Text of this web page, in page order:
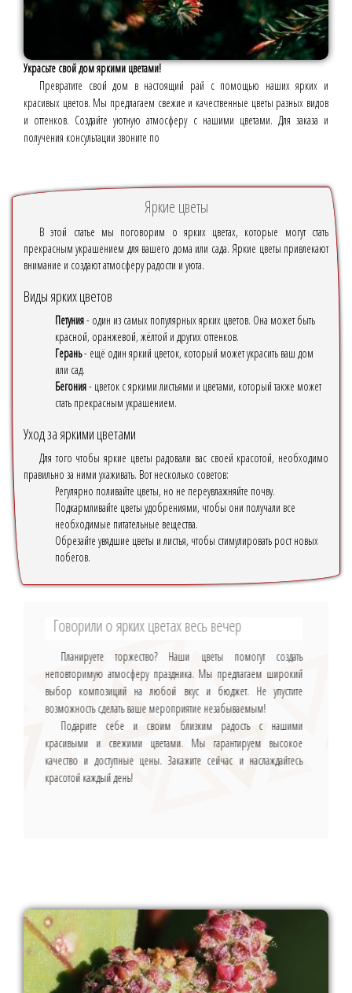
Украсьте свой дом яркими цветами!
Превратите свой дом в настоящий рай с помощью наших ярких и
красивых цветов. Мы предлагаем свежие и качественные цветы разных видов
и оттенков. Создайте уютную атмосферу с нашими цветами. Для заказа и
получения консультации звоните по
Яркие цветы
В этой статье мы поговорим о ярких цветах, которые могут стать
прекрасным украшением для вашего дома или сада. Яркие цветы привлекают
внимание и создают атмосферу радости и уюта.
Виды ярких цветов
Петуния- один из самых популярных ярких цветов. Она может быть
красной, оранжевой, жёлтой и других оттенков.
Герань- ещё один яркий цветок, который может украсить ваш дом
или сад.
Бегония- цветок с яркими листьями и цветами, который также может
стать прекрасным украшением.
Уход за яркими цветами
Для того чтобы яркие цветы радовали вас своей красотой, необходимо
правильно за ними ухаживать. Вот несколько советов:
Регулярно поливайте цветы, но не переувлажняйте почву.
Подкармливайте цветы удобрениями, чтобы они получали все
необходимые питательные вещества.
Обрезайте увядшие цветы и листья, чтобы стимулировать рост новых
побегов.
Говорили о ярких цветах весь вечер
Планируете торжество? Наши цветы помогут создать
неповторимую атмосферу праздника. Мы предлагаем широкий
выбор композиций на любой вкус и бюджет. Не упустите
возможность сделать ваше мероприятие незабываемым!
Подарите себе и своим близким радость с нашими
красивыми и свежими цветами. Мы гарантируем высокое
качество и доступные цены. Закажите сейчас и наслаждайтесь
красотой каждый день!